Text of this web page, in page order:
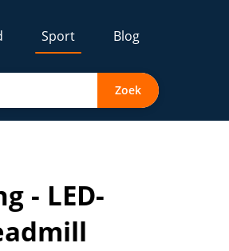
Sport Blog
Zoek
- LED-